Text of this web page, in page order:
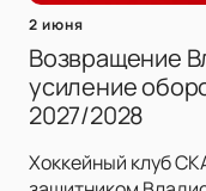
2 июня
Возвращение
усиление
2027/2028
Хоккейный клуб